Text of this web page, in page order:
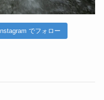
Instagram でフォロー